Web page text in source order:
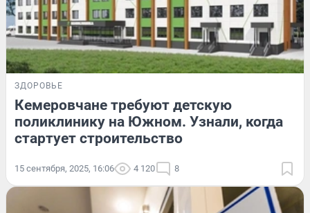
ЗДОРОВЬЕ
Кемеровчане требуют детскую
поликлинику на Южном. Узнали, когда
стартует строительство
15 сентября, 2025, 16:06 4 120 8